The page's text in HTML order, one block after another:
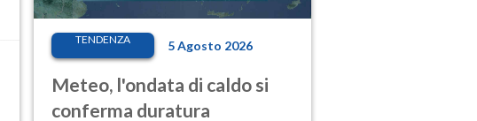
TENDENZA 5 Agosto 2026
Meteo, l'ondata di caldo si
conferma duratura